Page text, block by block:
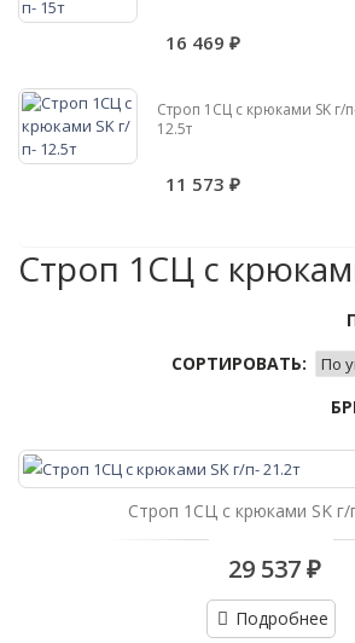
16 469 ₽
Строп 1СЦ с крюками SK г/
12.5т
11 573 ₽
Строп 1СЦ с
СОРТИРОВАТЬ:
Строп 1СЦ с крюками SK г/
29 537 ₽
Подробнее